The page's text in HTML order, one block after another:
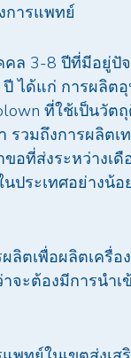
การแพทย์
ล 3-8 ปีที่มีอยู่ปั
ปี ได้แก่ การผลิ
ที่ใช้เป็นวั
รวมถึงการผลิต
ที่ส่งระหว่างเ
ประเทศอย่าง
ตเพื่อผลิตเครื่อ
าจะต้องมีการน